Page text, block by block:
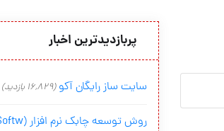
پربازدیدترین اخبار
سایت ساز رایگان آکو (16,829 بازدید)
روش توسعه چابک نرم افزار (Agile Softw...